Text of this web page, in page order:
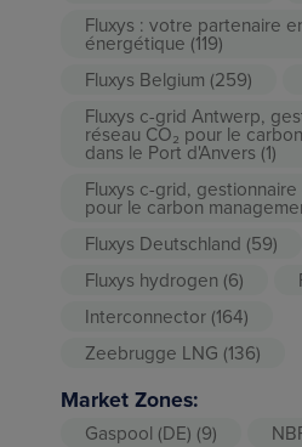
Fluxys : votre partenaire
énergétique (119)
Fluxys Belgium (259)
Fluxys c-grid Antwerp,
réseau CO₂ pour le
dans le Port d'Anvers (1)
Fluxys c-grid,
pour le carbon
Fluxys Deutschland (59)
Fluxys hydrogen (6)
Interconnector (164)
Zeebrugge LNG (136)
Market Zones:
Gaspool (DE) (9)